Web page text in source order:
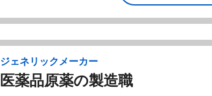
ジェネリックメーカー
医薬品原薬の製造職